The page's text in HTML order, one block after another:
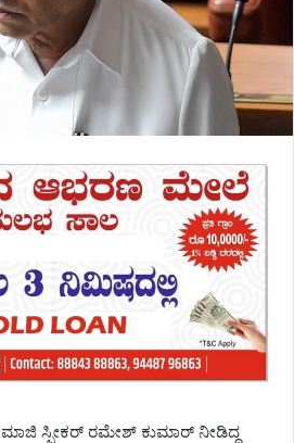
ಮಾಜಿ ಸ್ಪೀಕರ್ ರಮೇಶ್ ಕುಮಾರ್ ನೀಡಿದ್ದ